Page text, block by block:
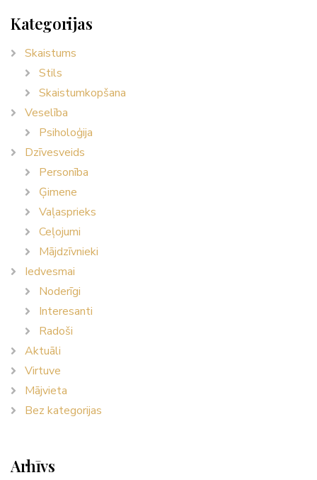
Kategorijas
Skaistums
Stils
Skaistumkopšana
Veselība
Psiholoģija
Dzīvesveids
Personība
Ģimene
Vaļasprieks
Ceļojumi
Mājdzīvnieki
Iedvesmai
Noderīgi
Interesanti
Radoši
Aktuāli
Virtuve
Mājvieta
Bez kategorijas
Arhīvs